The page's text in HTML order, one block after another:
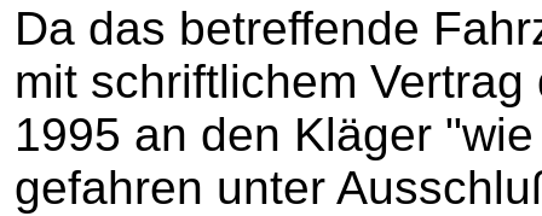
Da das betreffende
mit schriftlichem
1995 an den Kläger
gefahren unter